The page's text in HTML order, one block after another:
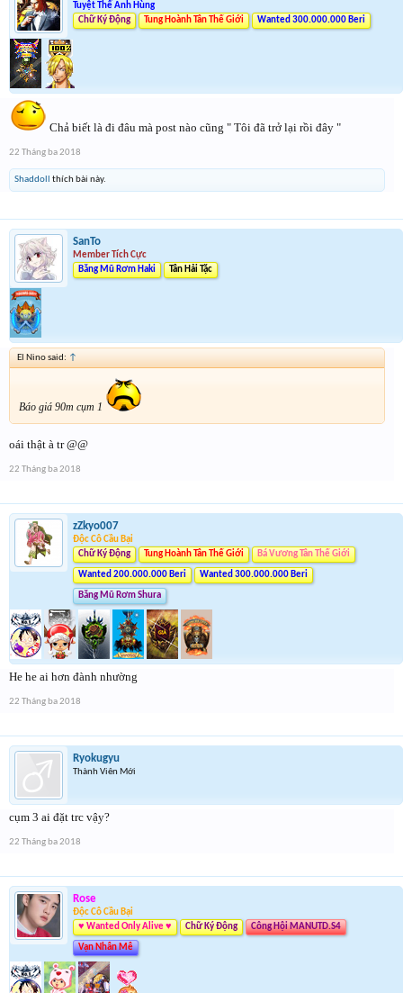
Tuyệt Thế Anh Hùng
Chữ Ký Động
Tung Hoành Tân Thế Giới Wanted 300.000.000 Beri
Chả biết là đi đâu mà post nào cũng " Tôi đã trở lại rồi đây "
22 Tháng ba 2018
Shaddoll thích bài này.
SanTo
Member Tích Cực
Băng Mũ Rơm Haki
Tân Hải Tặc
El Nino said: ↑
Báo giá 90m cụm 1
oái thật à tr @@
22 Tháng ba 2018
zZkyo007
Độc Cô Cầu Bại
Chữ Ký Động
Tung Hoành Tân Thế Giới Bá Vương Tân Thế Giới
Wanted 200.000.000 Beri Wanted 300.000.000 Beri
Băng Mũ Rơm Shura
He he ai hơn đành nhường
22 Tháng ba 2018
Ryokugyu
Thành Viên Mới
cụm 3 ai đặt trc vậy?
22 Tháng ba 2018
Rose
Độc Cô Cầu Bại
♥ Wanted Only Alive ♥
Chữ Ký Động Công Hội MANUTD.S4
Vạn Nhân Mê